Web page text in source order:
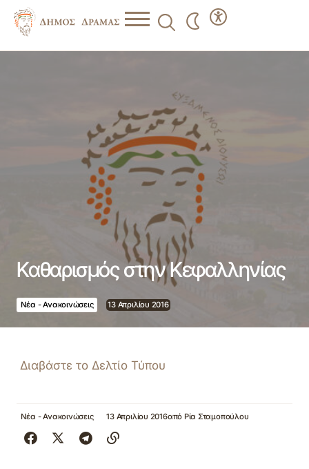
Καθαρισμός στην Κεφαλληνίας
Νέα - Ανακοινώσεις 13 Απριλίου 2016
Διαβάστε το Δελτίο Τύπου
Νέα - Ανακοινώσεις 13 Απριλίου 2016από Ρία Σταμοπούλου